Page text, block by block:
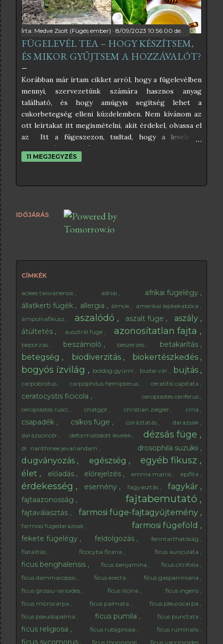
vagy nem. Nekem nagyon ízlik, kimondottan frissítő
hideg szódával, szó...
Írta: Medve Zsolt (Fügés ember) 8/09/2023 10:56:00 de.
FÜGELEVÉL TEA – HOGY KÉSZÍTSEM,
ÉS MIKOR GYŰJTSEM A HOZZÁVALÓT?
Korábban már írtam cikket arról, hogy a fügelevélben
mennyi, szervezetünk számára hasznos anyag
található, és hogy amúgyis segítség lehet a
cukorbetegség elleni küzdelemben. Nem kívánom az
ott leírtakat itt megismételni, akit érdekel, olvassa el
az Itt a fügeszezon, tudtad, hogy a levele is
gyógyhatású? című cikkemet, mert abból mindent
megtudhat a fügelevél, és a cukorbetegség
tea természetesen nem csak cukorbetegek számára
ajánlható. Ha szeretsz teázni, akkor kiválthat egy-egy
élénkítő anyagok, így nem fogják gátolni az esti
elalvást. Emellett rendkívül kellemes illata van, főleg
alkalmas tea alapanyagnak? Csak e...
11 MEGJEGYZÉS
IDŐJÁRÁS
CÍMKÉK
aclees taiwanensis adriai
afrikai fügelégy
állatkerti fügék
allergia álmok
amerikai lepkekabóca
ámpolnafikusz
aszalódó aszalt füge aszály
átültetés ausztrál füge azonosítatlan fajta
beporzás beszámoló beszerzés betakarítás
betegség biodiverzitás biokertészkedés
bogyós ízvilág boldog gyümi budai vár bujtás
carpobrotus carpophilus hemipterus ceratitis capitata
ceratocystis ficicola
ceroplastes ceriferus
ceroplastes rusci
chatgpt christian ziegler crna
csapadék csíkos füge csíráztatás
darazsak
darázscincér
deformálódott levelek dézsás füge
dr. nanthinee jevanandam drosophila suzukii
dugványozás egészség egyéb fikusz
élet előadás előrejelzés emma marris epifita
érdekesség esemény fagyasztás fagykár
fajtaazonosság fajtabemutató
fajtaválasztás farmosi füge-fajtagyűjtemény
farmosi fügedarazsak farmosi fügeföld
fekete fügelégy feldolgozás
fenntarthatóság
fiatalítás
ficocyba ficaria ficus auriculata
ficus benghalensis ficus benjamina
ficus citrifolia
ficus dammaropsis
ficus erecta
ficus gasparriniana
ficus grossu-larioides
ficus ilicina
ficus ingens
ficus microcarpa
ficus palmata
ficus pleurocarpa
ficus pseudopalma
ficus pumila ficus punctata
ficus religiosa ficus rubiginosa ficus ruminalis
ficus sycomorus ficus thonningii ficus vaccinioides